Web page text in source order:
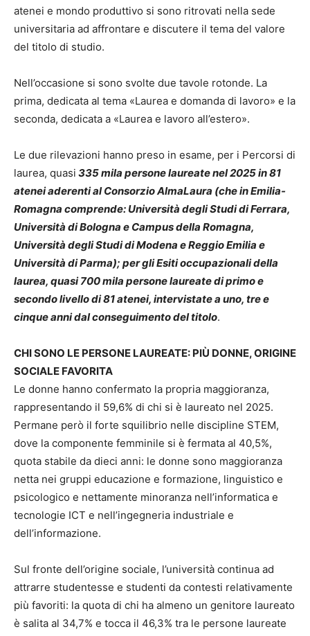
atenei e mondo produttivo si sono ritrovati nella sede
universitaria ad affrontare e discutere il tema del valore
del titolo di studio.
Nell’occasione si sono svolte due tavole rotonde. La
prima, dedicata al tema «Laurea e domanda di lavoro» e la
seconda, dedicata a «Laurea e lavoro all’estero».
Le due rilevazioni hanno preso in esame, per i Percorsi di
laurea, quasi 335 mila persone laureate nel 2025 in 81
atenei aderenti al Consorzio AlmaLaura (che in Emilia-
Romagna comprende: Università degli Studi di Ferrara,
Università di Bologna e Campus della Romagna,
Università degli Studi di Modena e Reggio Emilia e
Università di Parma); per gli Esiti occupazionali della
laurea, quasi 700 mila persone laureate di primo e
secondo livello di 81 atenei, intervistate a uno, tre e
cinque anni dal conseguimento del titolo.
CHI SONO LE PERSONE LAUREATE: PIÙ DONNE, ORIGINE
SOCIALE FAVORITA
Le donne hanno confermato la propria maggioranza,
rappresentando il 59,6% di chi si è laureato nel 2025.
Permane però il forte squilibrio nelle discipline STEM,
dove la componente femminile si è fermata al 40,5%,
quota stabile da dieci anni: le donne sono maggioranza
netta nei gruppi educazione e formazione, linguistico e
psicologico e nettamente minoranza nell’informatica e
tecnologie ICT e nell’ingegneria industriale e
dell’informazione.
Sul fronte dell’origine sociale, l’università continua ad
attrarre studentesse e studenti da contesti relativamente
più favoriti: la quota di chi ha almeno un genitore laureato
è salita al 34,7% e tocca il 46,3% tra le persone laureate